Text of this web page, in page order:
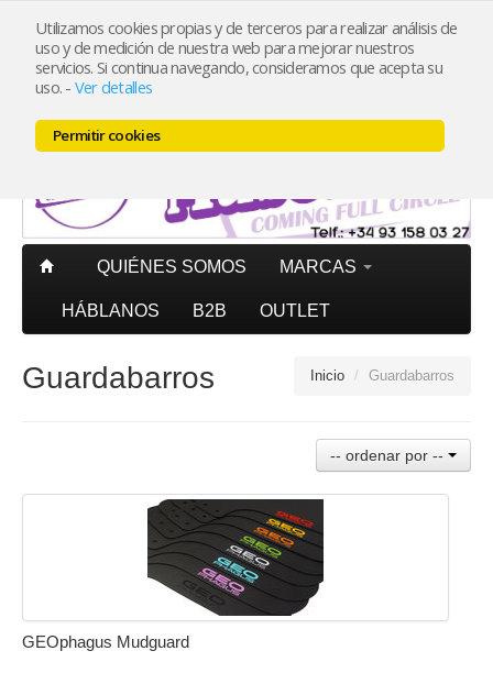
Utilizamos cookies propias y de terceros para realizar análisis de
uso y de medición de nuestra web para mejorar nuestros
servicios. Si continua navegando, consideramos que acepta su
uso. - Ver detalles
Permitir cookies
Mi cuenta
PORTES PAGADOSpenínsula pedidos superiores
20€ (IVA incl.)
QUIÉNES SOMOS MARCAS
HÁBLANOS B2B OUTLET
Inicio / Guardabarros
Guardabarros
-- ordenar por --
GEOphagus Mudguard